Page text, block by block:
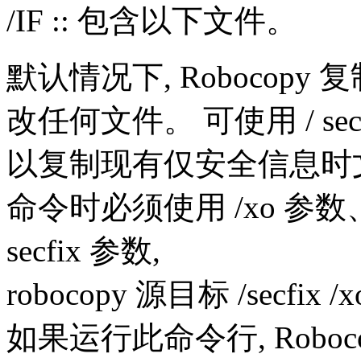
/IF :: 包含以下文件。
默认情况下, Robocopy
改任何文件。 可使用 /
以复制现有仅安全信息
命令时必须使用 /xo 参数
secfix 参数,
robocopy 源目标 /secfix /
如果运行此命令行,